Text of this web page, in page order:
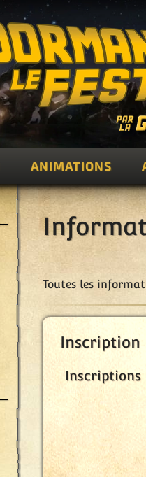
ANIMATIONS
Toutes les
Inscription
Inscriptions